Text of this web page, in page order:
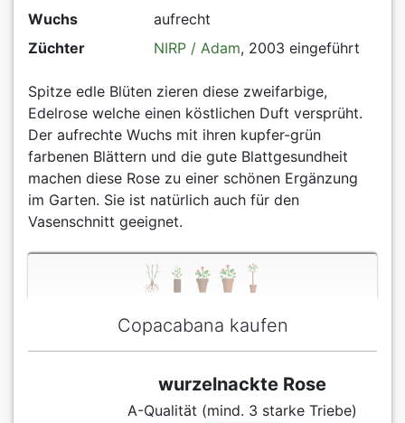
Wuchs
aufrecht
Züchter
NIRP / Adam, 2003 eingeführt
Spitze edle Blüten zieren diese zweifarbige,
Edelrose welche einen köstlichen Duft versprüht.
Der aufrechte Wuchs mit ihren kupfer-grün
farbenen Blättern und die gute Blattgesundheit
machen diese Rose zu einer schönen Ergänzung
im Garten. Sie ist natürlich auch für den
Vasenschnitt geeignet.
Copacabana kaufen
wurzelnackte Rose
A-Qualität (mind. 3 starke Triebe)